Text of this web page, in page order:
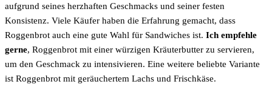
aufgrund seines herzhaften Geschmacks und seiner festen
Konsistenz. Viele Käufer haben die Erfahrung gemacht, dass
Roggenbrot auch eine gute Wahl für Sandwiches ist. Ich empfehle
gerne, Roggenbrot mit einer würzigen Kräuterbutter zu servieren,
um den Geschmack zu intensivieren. Eine weitere beliebte Variante
ist Roggenbrot mit geräuchertem Lachs und Frischkäse.